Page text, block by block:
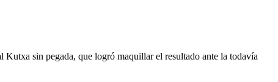
sin pegada, que logró maquillar el resultado ante la todavía